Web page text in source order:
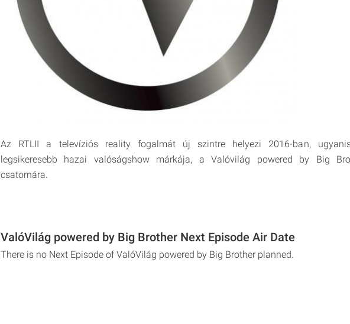
Az RTLII a televíziós reality fogalmát új szintre helyezi 2016-ban,
legsikeresebb hazai valóságshow márkája, a Valóvilág powered by Big
csatornára.
ValóVilág powered by Big Brother Next Episode Air Date
There is no Next Episode of ValóVilág powered by Big Brother planned.